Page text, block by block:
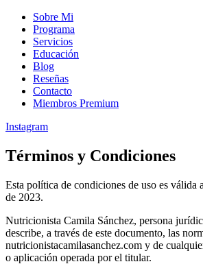
Sobre Mi
Programa
Servicios
Educación
Blog
Reseñas
Contacto
Miembros Premium
Instagram
Términos y Condiciones
Esta política de condiciones de uso es válida
de 2023.
Nutricionista Camila Sánchez, persona
describe, a través de este documento, las
nutricionistacamilasanchez.com y de
o aplicación operada por el titular.